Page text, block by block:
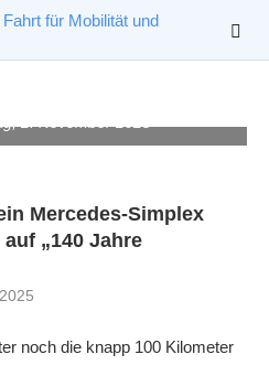
Simplex 28/32 PS von
der Mercedes-Benz World
Mercedes-Simplex
„140 Jahre
noch die knapp 100 Kilometer